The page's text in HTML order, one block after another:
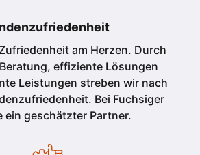
am Herzen. Durch
effiziente Lösungen
Leistungen streben wir nach
Bei Fuchsiger
ein geschätzter Partner.